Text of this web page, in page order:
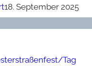
18. September 2025
Tag